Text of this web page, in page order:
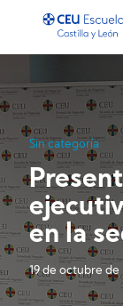
Sin categoría
en la
19 de octubre de